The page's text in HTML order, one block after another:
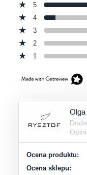
5
4
3
2
1
Olga
Ocena produktu:
Ocena sklepu: